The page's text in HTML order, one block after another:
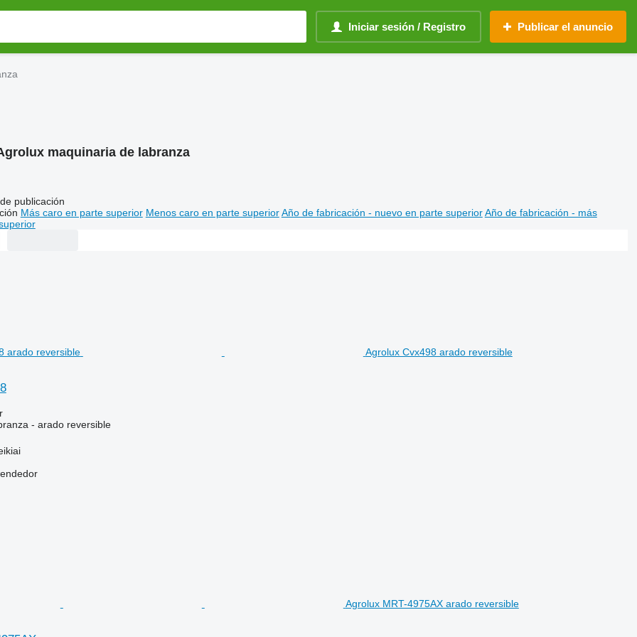
Iniciar sesión / Registro Publicar el anuncio
maquinaria de labranza
publicación
Más caro en parte superior Menos caro en parte superior Año de fabricación - nuevo en parte superior Año de fabricación - más
Agrolux Cvx498 arado reversible
- arado reversible
Agrolux MRT-4975AX arado reversible